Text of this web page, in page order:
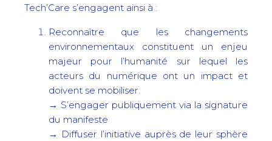
Tech’Care s’engagent ainsi à :
Reconnaître que les changements
environnementaux constituent un enjeu
majeur pour l’humanité sur lequel les
acteurs du numérique ont un impact et
doivent se mobiliser.
→ S’engager publiquement via la signature
du manifeste
→ Diffuser l’initiative auprès de leur sphère